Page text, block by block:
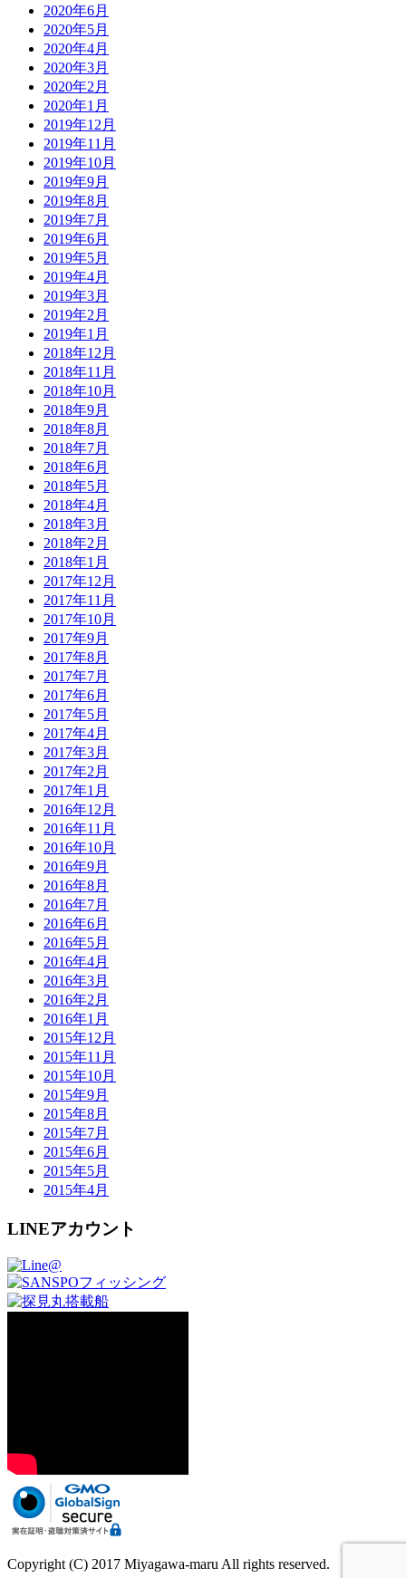
2020年6月
2020年5月
2020年4月
2020年3月
2020年2月
2020年1月
2019年12月
2019年11月
2019年10月
2019年9月
2019年8月
2019年7月
2019年6月
2019年5月
2019年4月
2019年3月
2019年2月
2019年1月
2018年12月
2018年11月
2018年10月
2018年9月
2018年8月
2018年7月
2018年6月
2018年5月
2018年4月
2018年3月
2018年2月
2018年1月
2017年12月
2017年11月
2017年10月
2017年9月
2017年8月
2017年7月
2017年6月
2017年5月
2017年4月
2017年3月
2017年2月
2017年1月
2016年12月
2016年11月
2016年10月
2016年9月
2016年8月
2016年7月
2016年6月
2016年5月
2016年4月
2016年3月
2016年2月
2016年1月
2015年12月
2015年11月
2015年10月
2015年9月
2015年8月
2015年7月
2015年6月
2015年5月
2015年4月
LINEアカウント
Copyright (C) 2017 Miyagawa-maru All rights reserved.